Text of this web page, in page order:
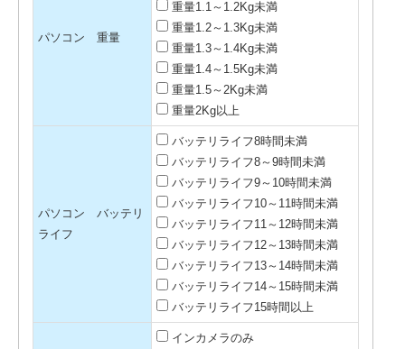
パソコン 重量
重量1.1～1.2Kg未満
重量1.2～1.3Kg未満
重量1.3～1.4Kg未満
重量1.4～1.5Kg未満
重量1.5～2Kg未満
重量2Kg以上
パソコン バッテリ
ライフ
バッテリライフ8時間未満
バッテリライフ8～9時間未満
バッテリライフ9～10時間未満
バッテリライフ10～11時間未満
バッテリライフ11～12時間未満
バッテリライフ12～13時間未満
バッテリライフ13～14時間未満
バッテリライフ14～15時間未満
バッテリライフ15時間以上
インカメラのみ